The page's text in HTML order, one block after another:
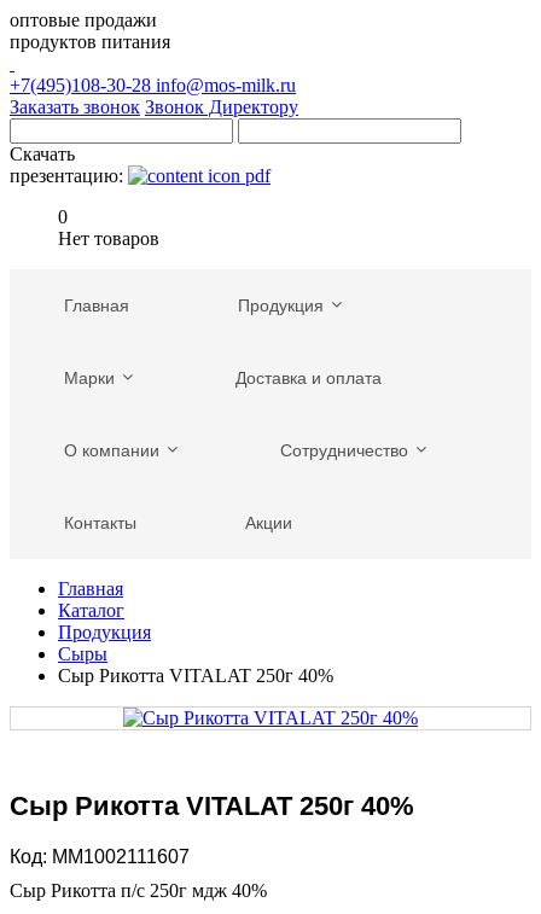
оптовые продажи
продуктов питания
+7(495)108-30-28 info@mos-milk.ru
Заказать звонок Звонок Директору
Скачать
презентацию:
0
Нет товаров
Главная Продукция
Марки Доставка и оплата
О компании Сотрудничество
Контакты Акции
Главная
Каталог
Продукция
Сыры
Сыр Рикотта VITALAT 250г 40%
Сыр Рикотта VITALAT 250г 40%
Код: MM1002111607
Сыр Рикотта п/с 250г мдж 40%